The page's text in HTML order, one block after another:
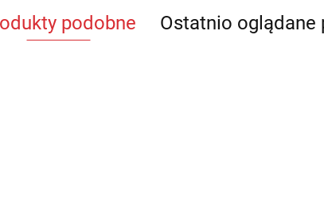
podobne Ostatnio oglądane